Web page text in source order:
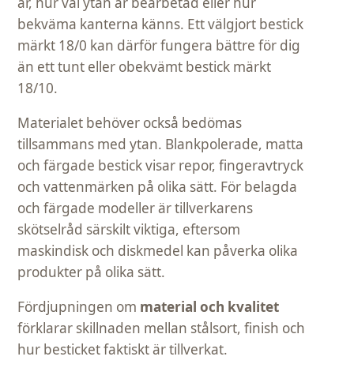
bekväma kanterna känns. Ett välgjort bestick
märkt 18/0 kan därför fungera bättre för dig
än ett tunt eller obekvämt bestick märkt
18/10.
Materialet behöver också bedömas
tillsammans med ytan. Blankpolerade, matta
och färgade bestick visar repor, fingeravtryck
och vattenmärken på olika sätt. För belagda
och färgade modeller är tillverkarens
skötselråd särskilt viktiga, eftersom
maskindisk och diskmedel kan påverka olika
produkter på olika sätt.
Fördjupningen om material och kvalitet
förklarar skillnaden mellan stålsort, finish och
hur besticket faktiskt är tillverkat.